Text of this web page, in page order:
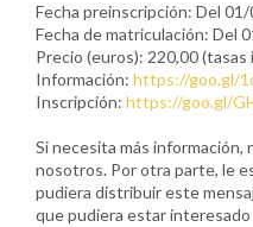
Fecha preinscripción: Del
Fecha de matriculación: Del
Precio (euros): 220,00 (tasas
Información: https://goo.gl/
Inscripción: https://goo.gl/
Si necesita más
nosotros. Por otra parte, le
pudiera distribuir este
que pudiera estar